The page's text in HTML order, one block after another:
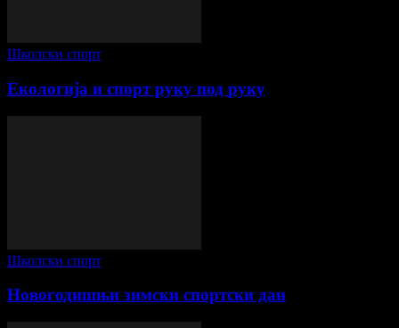
Школски спорт
Екологија и спорт руку под руку
Школски спорт
Новогодишњи зимски спортски дан